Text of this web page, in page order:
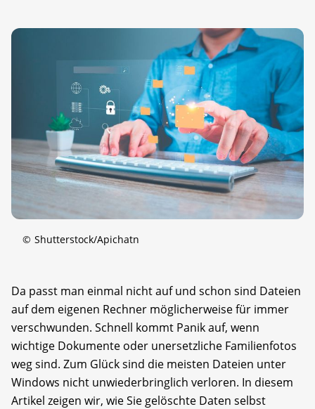
© Shutterstock/Apichatn
Da passt man einmal nicht auf und schon sind Dateien
auf dem eigenen Rechner möglicherweise für immer
verschwunden. Schnell kommt Panik auf, wenn
wichtige Dokumente oder unersetzliche Familienfotos
weg sind. Zum Glück sind die meisten Dateien unter
Windows nicht unwiederbringlich verloren. In diesem
Artikel zeigen wir, wie Sie gelöschte Daten selbst